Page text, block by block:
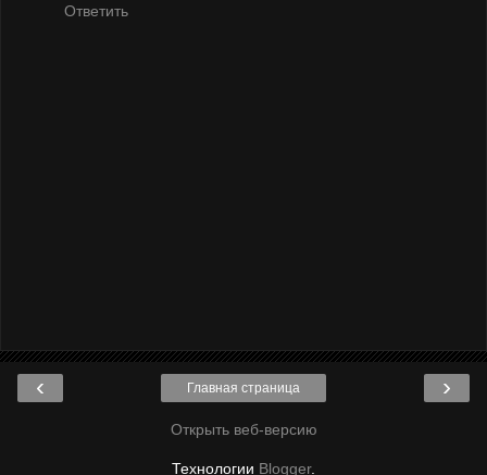
Ответить
‹ ›
Главная страница
Открыть веб-версию
Технологии Blogger.